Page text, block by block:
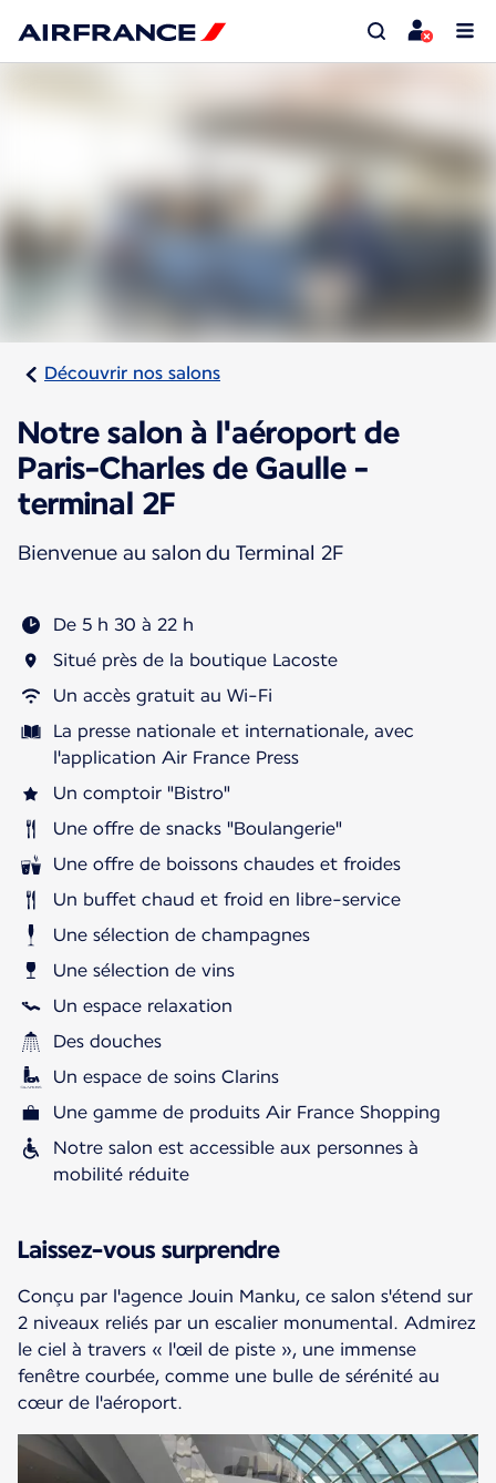
Découvrir nos salons
Notre salon à l'aéroport de
Paris-Charles de Gaulle -
terminal 2F
Bienvenue au salon du Terminal 2F
De 5 h 30 à 22 h
Situé près de la boutique Lacoste
Un accès gratuit au Wi-Fi
La presse nationale et internationale, avec
l'application Air France Press
Un comptoir "Bistro"
Une offre de snacks "Boulangerie"
Une offre de boissons chaudes et froides
Un buffet chaud et froid en libre-service
Une sélection de champagnes
Une sélection de vins
Un espace relaxation
Des douches
Un espace de soins Clarins
Une gamme de produits Air France Shopping
Notre salon est accessible aux personnes à
mobilité réduite
Laissez-vous surprendre
Conçu par l'agence Jouin Manku, ce salon s'étend sur
2 niveaux reliés par un escalier monumental. Admirez
le ciel à travers « l'œil de piste », une immense
fenêtre courbée, comme une bulle de sérénité au
cœur de l'aéroport.